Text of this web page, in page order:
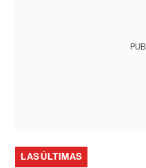
LAS ÚLTIMAS